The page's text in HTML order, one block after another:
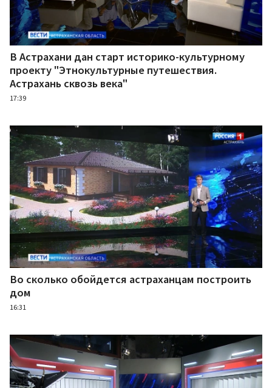
В Астрахани дан старт историко-культурному
проекту "Этнокультурные путешествия.
Астрахань сквозь века"
17:39
Во сколько обойдется астраханцам построить
дом
16:31